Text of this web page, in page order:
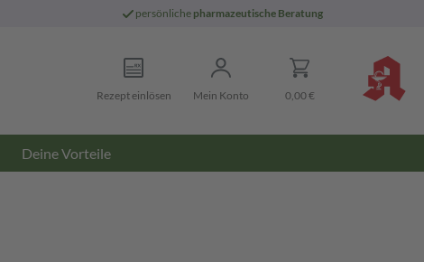
persönliche pharmazeutische Beratung
Rezept einlösen Mein Konto 0,00 €
Deine Vorteile